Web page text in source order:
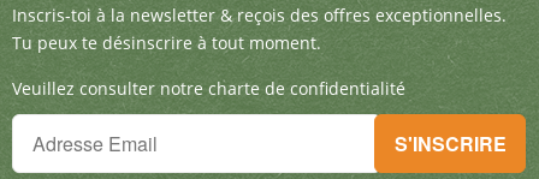
Inscris-toi à la newsletter & reçois des offres
Inscris-toi à la newsletter & reçois des offres exceptionnelles.
Tu peux te désinscrire à tout moment.
Veuillez consulter notre charte de confidentialité
Tu ne peux plus rien manquer !
Inscris-toi à la newsletter & reçois des offres exceptionnelles.
S'INSCRIRE